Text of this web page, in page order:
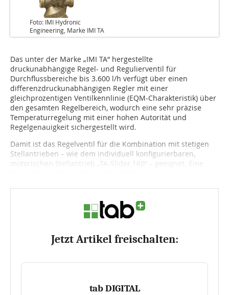
Foto: IMI Hydronic
Engineering, Marke IMI TA
Das unter der Marke „IMI TA“ hergestellte
druckunabhängige Regel- und Regulierventil für
Durchflussbereiche bis 3.600 l/h verfügt über einen
differenzdruckunabhängigen Regler mit einer
gleichprozentigen Ventilkennlinie (EQM-Charakteristik) über
den gesamten Regelbereich, wodurch eine sehr präzise
Temperaturregelung mit einer hohen Autorität und
Regelgenauigkeit sichergestellt wird.
Damit ist das Regelventil für die Kombination mit stetigen
Stellantrieben – wie dem individuell konfigurierbaren,
motorischen Stellantrieb „TA-Slider 160“ – geeignet. Eine
Jetzt Artikel freischalten:
tab DIGITAL